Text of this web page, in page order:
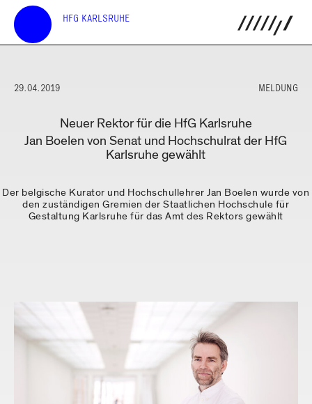
HFG KARLSRUHE
29.04.2019 MELDUNG
Neuer Rektor für die HfG Karlsruhe
Jan Boelen von Senat und Hochschulrat der HfG
Karlsruhe gewählt
Der belgische Kurator und Hochschullehrer Jan Boelen wurde von
den zuständigen Gremien der Staatlichen Hochschule für
Gestaltung Karlsruhe für das Amt des Rektors gewählt